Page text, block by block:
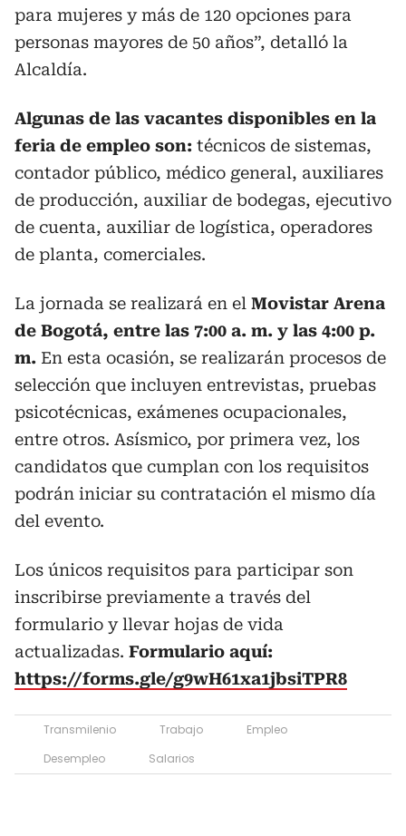
para mujeres y más de 120 opciones para
personas mayores de 50 años”, detalló la
Alcaldía.
Algunas de las vacantes disponibles en la
feria de empleo son: técnicos de sistemas,
contador público, médico general, auxiliares
de producción, auxiliar de bodegas, ejecutivo
de cuenta, auxiliar de logística, operadores
de planta, comerciales.
La jornada se realizará en el Movistar Arena
de Bogotá, entre las 7:00 a. m. y las 4:00 p.
m. En esta ocasión, se realizarán procesos de
selección que incluyen entrevistas, pruebas
psicotécnicas, exámenes ocupacionales,
entre otros. Asísmico, por primera vez, los
candidatos que cumplan con los requisitos
podrán iniciar su contratación el mismo día
del evento.
Los únicos requisitos para participar son
inscribirse previamente a través del
formulario y llevar hojas de vida
actualizadas. Formulario aquí:
https://forms.gle/g9wH61xa1jbsiTPR8
Transmilenio Trabajo
Empleo
Desempleo
Salarios